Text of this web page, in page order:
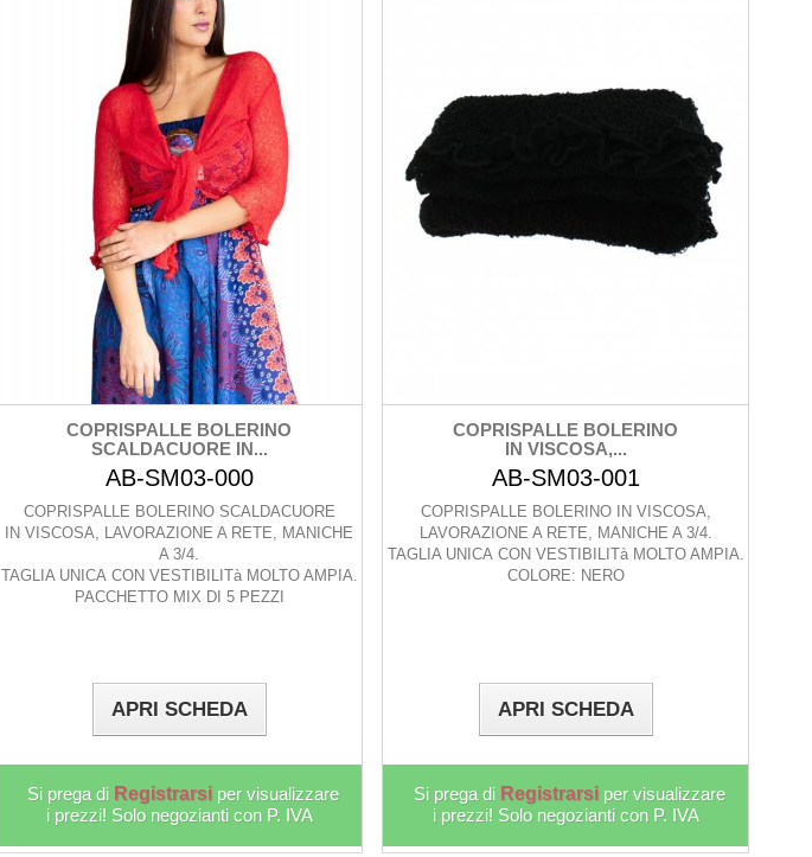
COPRISPALLE BOLERINO
SCALDACUORE IN...
AB-SM03-000
COPRISPALLE BOLERINO SCALDACUORE
IN VISCOSA, LAVORAZIONE A RETE, MANICHE
A 3/4.
TAGLIA UNICA CON VESTIBILITà MOLTO AMPIA.
PACCHETTO MIX DI 5 PEZZI
APRI SCHEDA
Si prega di Registrarsi per visualizzare
i prezzi! Solo negozianti con P. IVA
COPRISPALLE BOLERINO
IN VISCOSA,...
AB-SM03-001
COPRISPALLE BOLERINO IN VISCOSA,
LAVORAZIONE A RETE, MANICHE A 3/4.
TAGLIA UNICA CON VESTIBILITà MOLTO AMPIA.
COLORE: NERO
APRI SCHEDA
Si prega di Registrarsi per visualizzare
i prezzi! Solo negozianti con P. IVA